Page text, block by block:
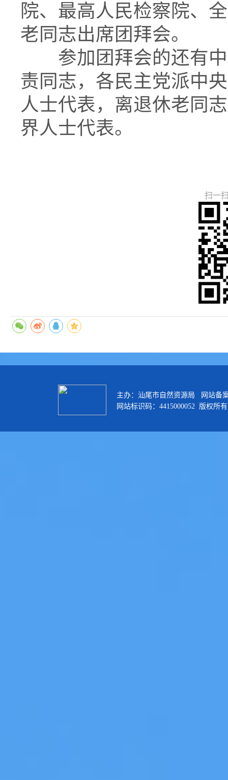
院、最高人民检察院、
老同志出席团拜会。
参加团拜会的还有中
责同志，各民主党派中
人士代表，离退休老同
界人士代表。
扫一
主办：汕尾市自然资源局 网站备
网站标识码：4415000052 版权所